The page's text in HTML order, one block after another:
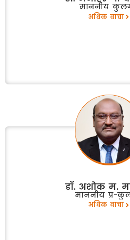
माननीय
अधिक वाचा
डॉ. अशोक म.
माननीय प्र-
अधिक वाचा